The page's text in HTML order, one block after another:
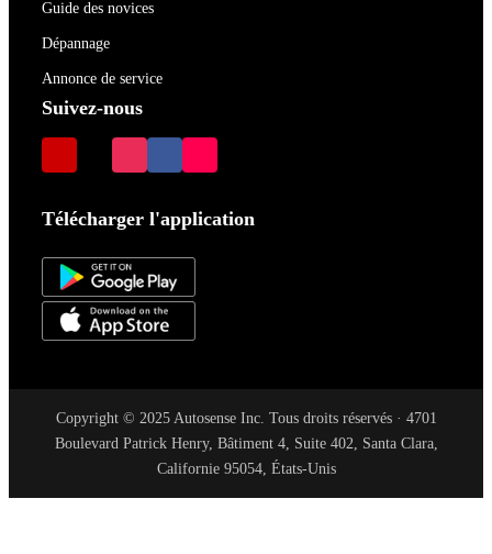
Guide des novices
Dépannage
Annonce de service
Suivez-nous
Télécharger l'application
Copyright © 2025 Autosense Inc. Tous droits réservés · 4701
Boulevard Patrick Henry, Bâtiment 4, Suite 402, Santa Clara,
Californie 95054, États-Unis